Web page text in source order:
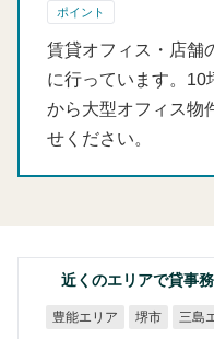
ポイント
賃貸オフィス・店舗
に行っています。10
から大型オフィス物
せください。
近くのエリアで貸事
豊能エリア 堺市 三島